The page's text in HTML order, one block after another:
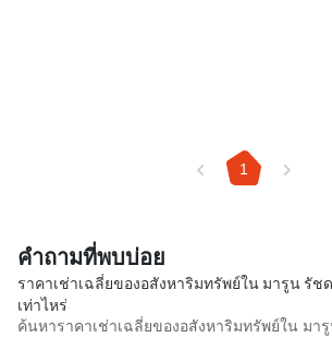
1
คำถามที่พบบ่อย
ราคาเช่าเฉลี่ยของอสังหาริมทรัพย์ใน มารูน รัช
เท่าไหร่
ค้นหาราคาเช่าเฉลี่ยของอสังหาริมทรัพย์ใน มา